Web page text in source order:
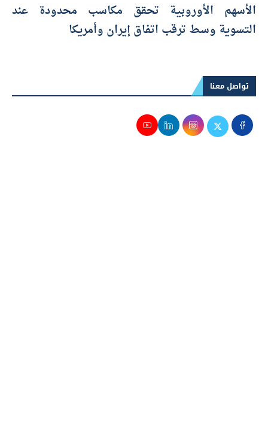
الأسهم الأوروبية تحقق مكاسب محدودة عند
التسوية وسط ترقب اتفاق إيران وأمريكا
تواصل معنا